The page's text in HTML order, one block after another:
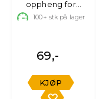
oppheng for
kabler og
100+ stk på lager
69,-
KJØP